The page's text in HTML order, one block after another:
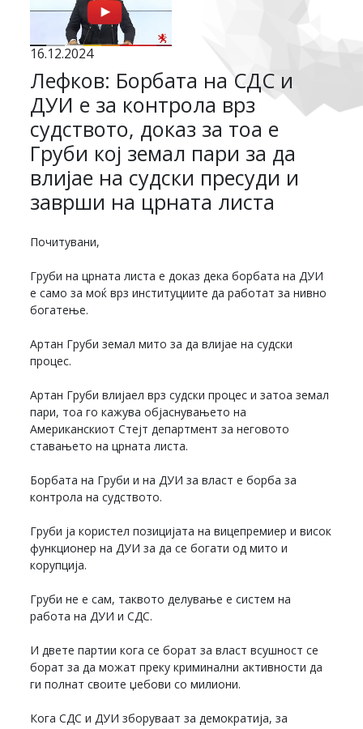
16.12.2024
Лефков: Борбата на СДС и
ДУИ е за контрола врз
судството, доказ за тоа е
Груби кој земал пари за да
влијае на судски пресуди и
заврши на црната листа
Почитувани,
Груби на црната листа е доказ дека борбата на ДУИ
е само за моќ врз институциите да работат за нивно
богатење.
Артан Груби земал мито за да влијае на судски
процес.
Артан Груби влијаел врз судски процес и затоа земал
пари, тоа го кажува објаснувањето на
Американскиот Стејт департмент за неговото
ставањето на црната листа.
Борбата на Груби и на ДУИ за власт е борба за
контрола на судството.
Груби ја користел позицијата на вицепремиер и висок
функционер на ДУИ за да се богати од мито и
корупција.
Груби не е сам, таквото делување е систем на
работа на ДУИ и СДС.
И двете партии кога се борат за власт всушност се
борат за да можат преку криминални активности да
ги полнат своите џебови со милиони.
Кога СДС и ДУИ зборуваат за демократија, за